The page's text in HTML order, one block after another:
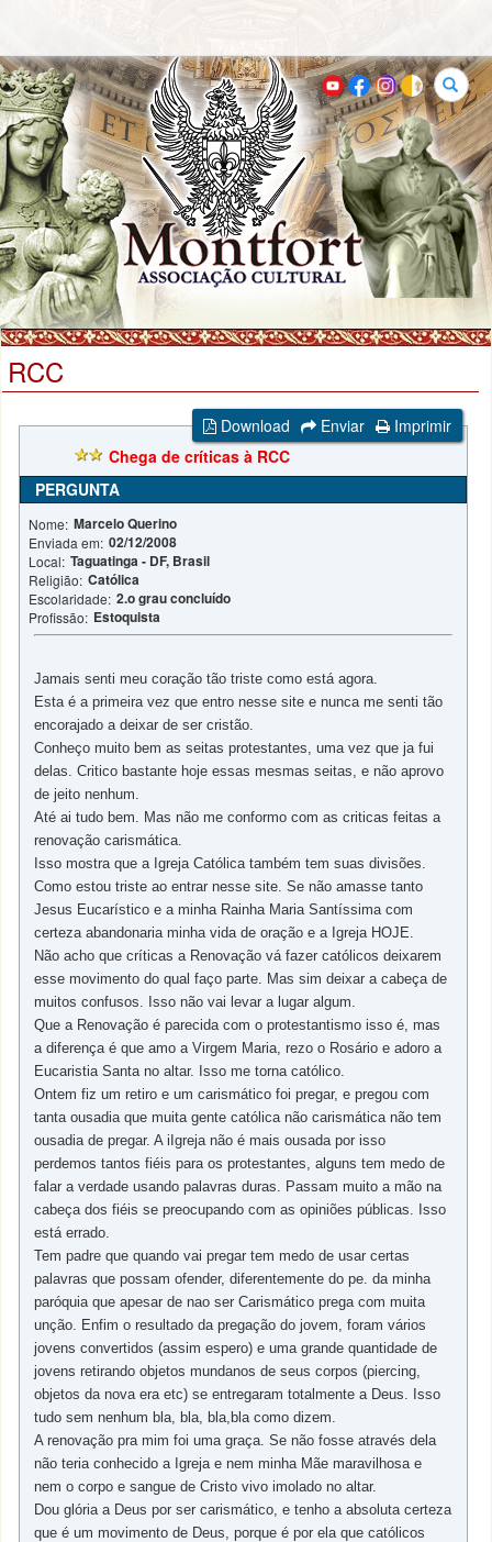
Buscar
RCC
Download Enviar
Imprimir
Chega de críticas à RCC
PERGUNTA
Nome: Marcelo Querino
Enviada em: 02/12/2008
Local: Taguatinga - DF, Brasil
Religião: Católica
Escolaridade: 2.o grau concluído
Profissão: Estoquista
Jamais senti meu coração tão triste como está agora.
Esta é a primeira vez que entro nesse site e nunca me senti tão
encorajado a deixar de ser cristão.
Conheço muito bem as seitas protestantes, uma vez que ja fui
delas. Critico bastante hoje essas mesmas seitas, e não aprovo
de jeito nenhum.
Até ai tudo bem. Mas não me conformo com as criticas feitas a
renovação carismática.
Isso mostra que a Igreja Católica também tem suas divisões.
Como estou triste ao entrar nesse site. Se não amasse tanto
Jesus Eucarístico e a minha Rainha Maria Santíssima com
certeza abandonaria minha vida de oração e a Igreja HOJE.
Não acho que críticas a Renovação vá fazer católicos deixarem
esse movimento do qual faço parte. Mas sim deixar a cabeça de
muitos confusos. Isso não vai levar a lugar algum.
Que a Renovação é parecida com o protestantismo isso é, mas
a diferença é que amo a Virgem Maria, rezo o Rosário e adoro a
Eucaristia Santa no altar. Isso me torna católico.
Ontem fiz um retiro e um carismático foi pregar, e pregou com
tanta ousadia que muita gente católica não carismática não tem
ousadia de pregar. A iIgreja não é mais ousada por isso
perdemos tantos fiéis para os protestantes, alguns tem medo de
falar a verdade usando palavras duras. Passam muito a mão na
cabeça dos fiéis se preocupando com as opiniões públicas. Isso
está errado.
Tem padre que quando vai pregar tem medo de usar certas
palavras que possam ofender, diferentemente do pe. da minha
paróquia que apesar de nao ser Carismático prega com muita
unção. Enfim o resultado da pregação do jovem, foram vários
jovens convertidos (assim espero) e uma grande quantidade de
jovens retirando objetos mundanos de seus corpos (piercing,
objetos da nova era etc) se entregaram totalmente a Deus. Isso
tudo sem nenhum bla, bla, bla,bla como dizem.
A renovação pra mim foi uma graça. Se não fosse através dela
não teria conhecido a Igreja e nem minha Mãe maravilhosa e
nem o corpo e sangue de Cristo vivo imolado no altar.
Dou glória a Deus por ser carismático, e tenho a absoluta certeza
que é um movimento de Deus, porque é por ela que católicos